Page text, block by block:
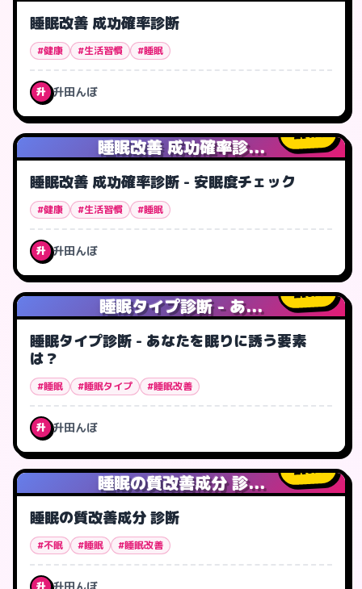
睡眠改善 成功確率診断
#健康 #生活習慣 #睡眠
升 升田んぼ
睡眠改善 成功確率診...
1人
睡眠改善 成功確率診断 - 安眠度チェック
#健康 #生活習慣 #睡眠
升 升田んぼ
睡眠タイプ診断 - あ...
0人
睡眠タイプ診断 - あなたを眠りに誘う要素
は？
#睡眠 #睡眠タイプ #睡眠改善
升 升田んぼ
睡眠の質改善成分 診...
0人
睡眠の質改善成分 診断
#不眠 #睡眠 #睡眠改善
升